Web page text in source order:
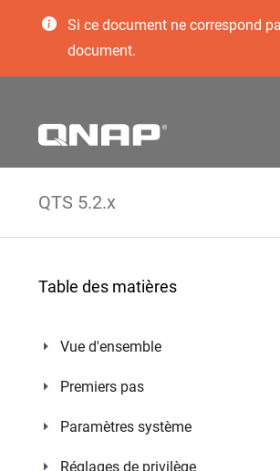
Si ce document ne correspond
document.
QTS 5.2.x
Table des matières
Vue d'ensemble
Premiers pas
Paramètres système
Réglages de privilège